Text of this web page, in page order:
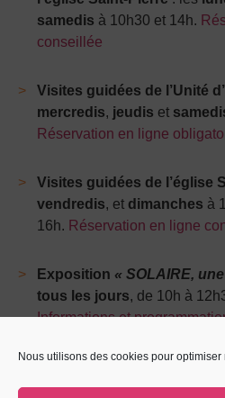
Nous utilisons des cookies pour
samedis à 10h30 et 14h.
conseillée
Visites guidées de l’Unité
mercredis, jeudis et
Réservation en ligne
Visites guidées de l’église
vendredis, et dimanches à
16h. Réservation en ligne
Exposition « SOLAIRE,
tous les jours, de 10h à
Informations et